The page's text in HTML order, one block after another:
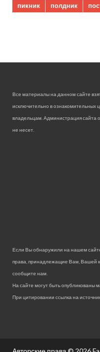
пикник
полдник
Все материалы на данном сайте
исключительно в ознакомительных
владельцам. Администрация сайта
не несет.
Если Вы обнаружили на нашем
права, принадлежащие Вам, Вашей
сообщите нам.
На сайте могут быть опубликованы
При цитировании ссылка на